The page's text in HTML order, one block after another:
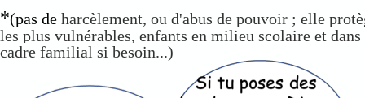
*(pas de harcèlement, ou d'abus de pouvoir ; elle
les plus vulnérables, enfants en milieu scolaire et dans
cadre familial si besoin...)